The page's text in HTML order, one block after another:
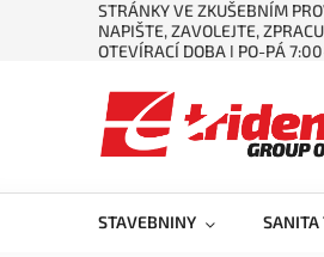
STRÁNKY VE ZKUŠEBNÍM
NAPIŠTE, ZAVOLEJTE,
OTEVÍRACÍ DOBA ǀ PO-PÁ
STAVEBNINY SANITA